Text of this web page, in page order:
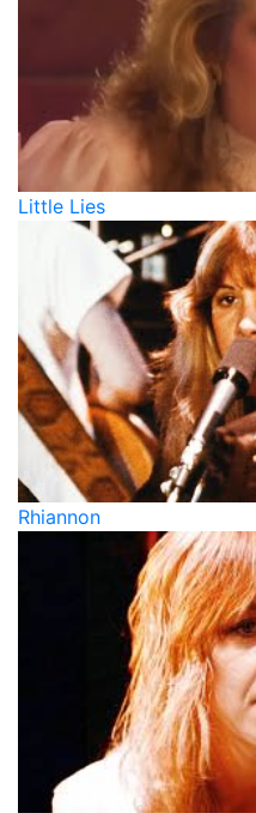
Little Lies
Rhiannon